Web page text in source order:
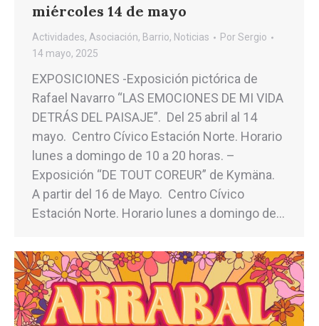
miércoles 14 de mayo
Actividades, Asociación, Barrio, Noticias PorSergio
14 mayo, 2025
EXPOSICIONES -Exposición pictórica de
Rafael Navarro “LAS EMOCIONES DE MI VIDA
DETRÁS DEL PAISAJE”. Del 25 abril al 14
mayo. Centro Cívico Estación Norte. Horario
lunes a domingo de 10 a 20 horas. –
Exposición “DE TOUT COREUR” de Kymäna.
A partir del 16 de Mayo. Centro Cívico
Estación Norte. Horario lunes a domingo de…